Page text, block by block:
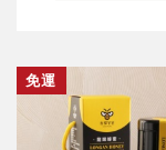
免運